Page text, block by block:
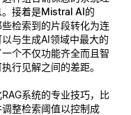
接着是Mistral AI的
检索到的片段转化为连
与生成AI领域中最大的
个不仅功能齐全而且智
行见解之间的差距。
系统的专业技巧，比
整检索阈值以控制成